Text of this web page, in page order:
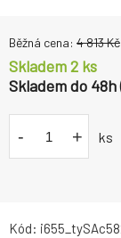
Běžná cena: 4 813Kč
Skladem 2 ks
Skladem do 48h
- + ks
Kód: